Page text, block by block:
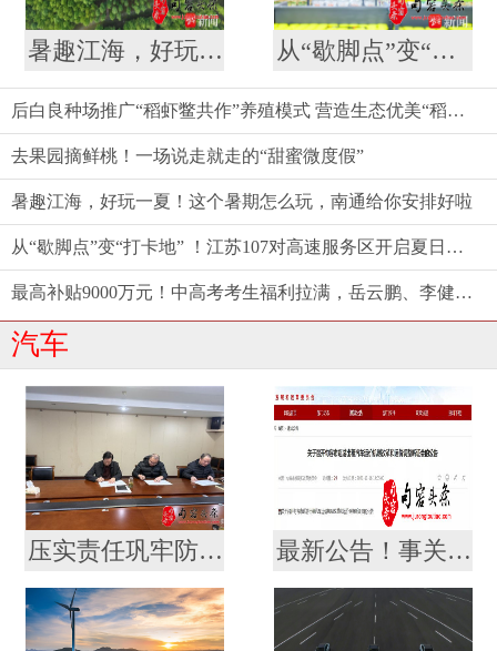
暑趣江海，好玩一夏！这个暑期怎么玩，南通给你安排好啦 从“歇脚点”变“打卡地” ！江苏107对高速服务区开启夏日消费新体验
后白良种场推广“稻虾鳖共作”养殖模式 营造生态优美“稻梦空间”
去果园摘鲜桃！一场说走就走的“甜蜜微度假”
暑趣江海，好玩一夏！这个暑期怎么玩，南通给你安排好啦
从“歇脚点”变“打卡地” ！江苏107对高速服务区开启夏日消费新体验
最高补贴9000万元！中高考考生福利拉满，岳云鹏、李健都来了——江苏端出端午“文旅大餐”
汽车
压实责任巩牢防线，句容城乡公交责任状签订会议 最新公告！事关出租汽车价格调整！